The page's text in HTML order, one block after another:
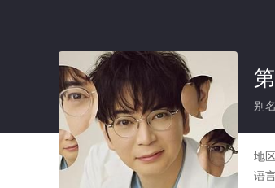
别
地
语